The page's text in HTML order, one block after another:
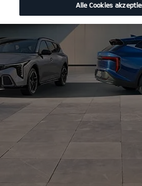
Alle Cookies